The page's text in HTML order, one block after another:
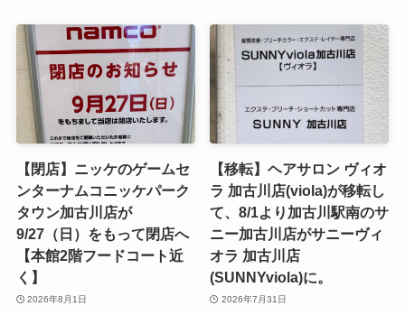
【閉店】ニッケのゲームセ
ンターナムコニッケパーク
タウン加古川店が
9/27（日）をもって閉店へ
【本館2階フードコート近
く】
2026年8月1日
【移転】ヘアサロン ヴィオ
ラ 加古川店(viola)が移転し
て、8/1より加古川駅南のサ
ニー加古川店がサニーヴィ
オラ 加古川店
(SUNNYviola)に。
2026年7月31日